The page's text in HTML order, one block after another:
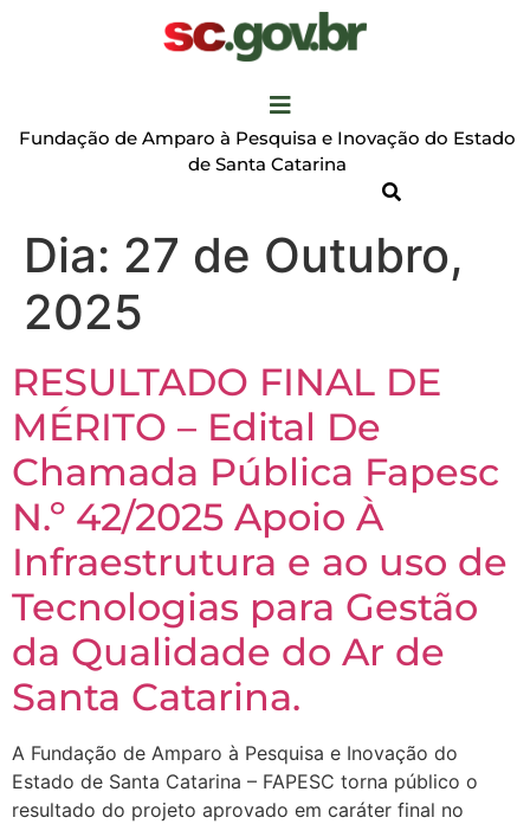
Fundação de Amparo à Pesquisa e Inovação do Estado
de Santa Catarina
Dia: 27 de Outubro,
2025
RESULTADO FINAL DE
MÉRITO – Edital De
Chamada Pública Fapesc
N.º 42/2025 Apoio À
Infraestrutura e ao uso de
Tecnologias para Gestão
da Qualidade do Ar de
Santa Catarina.
A Fundação de Amparo à Pesquisa e Inovação do
Estado de Santa Catarina – FAPESC torna público o
resultado do projeto aprovado em caráter final no